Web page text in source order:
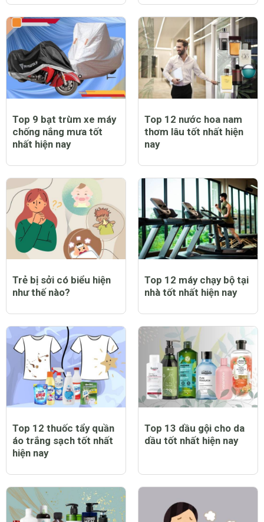
Top 9 bạt trùm xe máy
chống nắng mưa tốt
nhất hiện nay
Top 12 nước hoa nam
thơm lâu tốt nhất hiện
nay
Trẻ bị sởi có biểu hiện
như thế nào?
Top 12 máy chạy bộ tại
nhà tốt nhất hiện nay
Top 12 thuốc tẩy quần
áo trắng sạch tốt nhất
hiện nay
Top 13 dầu gội cho da
dầu tốt nhất hiện nay